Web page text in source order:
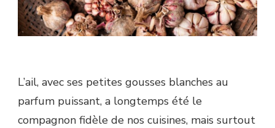
L’ail, avec ses petites gousses blanches au
parfum puissant, a longtemps été le
compagnon fidèle de nos cuisines, mais surtout